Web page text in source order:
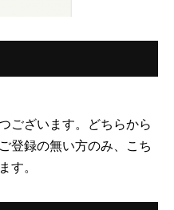
ございます。どちらから
登録の無い方のみ、こち
す。